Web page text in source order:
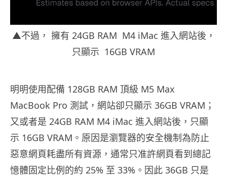
▲不過， 擁有 24GB RAM M4 iMac 進入網站後，
只顯示 16GB VRAM
明明使用配備 128GB RAM 頂級 M5 Max
MacBook Pro 測試，網站卻只顯示 36GB VRAM；
又或者是 24GB RAM M4 iMac 進入網站後，只顯
示 16GB VRAM。原因是瀏覽器的安全機制為防止
惡意網頁耗盡所有資源，通常只准許網頁看到總記
憶體固定比例的約 25% 至 33%。因此 36GB 只是